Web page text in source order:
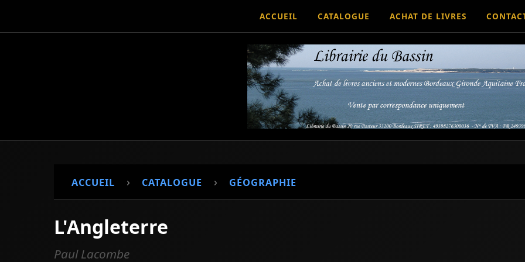
ACCUEIL CATALOGUE ACHAT DE LIVRES
ACCUEIL › CATALOGUE › GÉOGRAPHIE
L'Angleterre
Paul Lacombe